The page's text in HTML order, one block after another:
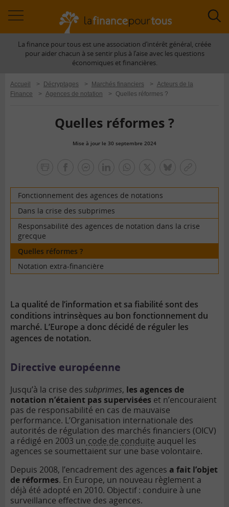
àLa finance pour tous est une association d’intérêt général, créée
pour aider chacun à se sentir plus à l’aise avec les questions
économiques et financières.
Accueil > Décryptages > Marchés financiers > Acteurs de la
Finance
> Agences de notation > Quelles réformes ?
Quelles réformes ?
Mise à jour le 30 septembre 2024
tous
Fonctionnement des agences de notations
Dans la crise des subprimes
Responsabilité des agences de notation dans la crise
grecque
Quelles réformes ?
Notation extra-financière
La qualité de l’information et sa fiabilité sont des
conditions intrinsèques au bon fonctionnement du
marché. L’Europe a donc décidé de réguler les
agences de notation.
Directive européenne
Jusqu’à la crise des subprimes, les agences de
notation n’étaient pas supervisées et n’encouraient
pas de responsabilité en cas de mauvaise
performance. L’Organisation internationale des
autorités de régulation des marchés financiers (OICV)
a rédigé en 2003 un code de conduite auquel les
agences se soumettaient sur une base volontaire.
Depuis 2008, l’encadrement des agences a fait l’objet
de réformes. En Europe, un nouveau règlement a
déjà été adopté en 2010. Objectif : conduire à une
surveillance effective des agences.